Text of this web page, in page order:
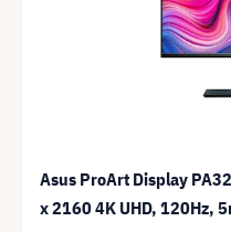
Asus ProArt Display
x 2160 4K UHD, 120Hz,